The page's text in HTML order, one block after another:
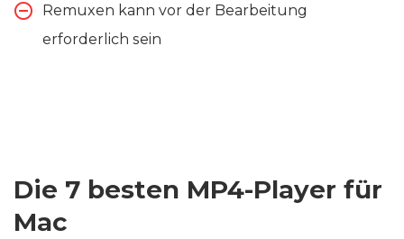
Remuxen kann vor der Bearbeitung
erforderlich sein
Die 7 besten MP4-Player für
Mac